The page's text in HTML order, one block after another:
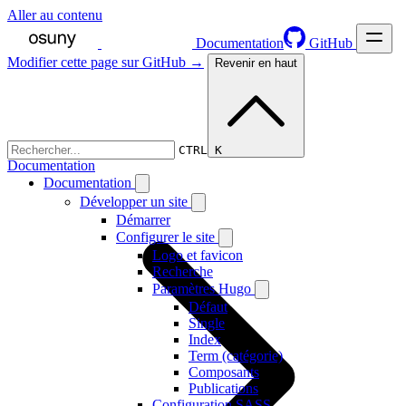
Aller au contenu
Documentation
GitHub
CTRL K
Documentation
Développer un site
Démarrer
Configurer le site
Logo et favicon
Recherche
Paramètres Hugo
Défaut
Single
Index
Term (catégorie)
Composants
Publications
Modifier cette page sur GitHub → Revenir en haut
Documentation